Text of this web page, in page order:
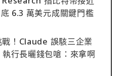
6.3 萬美元成關鍵門檻
！Claude 誤駭三企業
行長曬錢包嗆：來拿啊